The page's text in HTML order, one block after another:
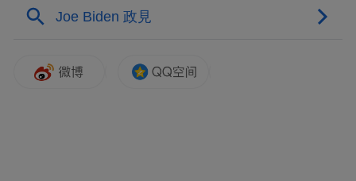
和党的倾向大约是对半的，但在媒体当中，
倍。公共领域的媒体声音整体倾向精英倾向